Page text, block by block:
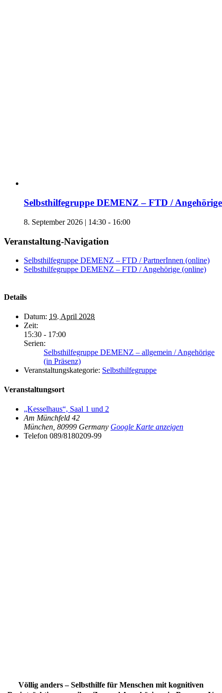
Selbsthilfegruppe DEMENZ – FTD /
8. September 2026 | 14:30 - 16:00
Veranstaltung-Navigation
Selbsthilfegruppe DEMENZ – FTD / PartnerInnen (online)
Selbsthilfegruppe DEMENZ – FTD / Angehörige (online)
Details
Datum: 19. April 2028
Zeit:
15:30 - 17:00
Serien:
Selbsthilfegruppe DEMENZ – allgemein / Angehörige
(in Präsenz)
Veranstaltungskategorie: Selbsthilfegruppe
Veranstaltungsort
„Kesselhaus“, Saal 1 und 2
Am Münchfeld 42
München 80999 Germany Google Karte anzeigen
Telefon 089/8180209-99
Völlig anders – Selbsthilfe für Menschen mit kognitiven